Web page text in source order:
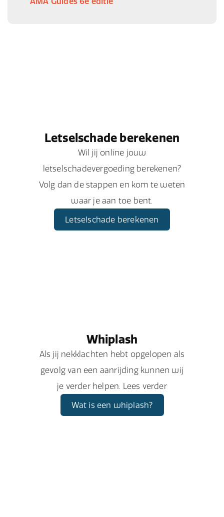
Letselschade berekenen
Wil jij online jouw
letselschadevergoeding berekenen?
Volg dan de stappen en kom te weten
waar je aan toe bent.
Letselschade berekenen
Whiplash
Als jij nekklachten hebt opgelopen als
gevolg van een aanrijding kunnen wij
je verder helpen. Lees verder
Wat is een whiplash?